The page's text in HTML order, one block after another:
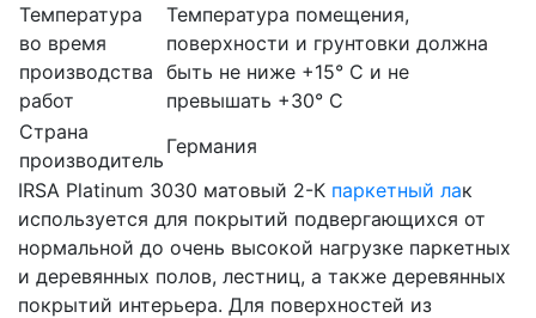
Температура
во время
производства
работ
Температура помещения,
поверхности и грунтовки должна
быть не ниже +15° С и не
превышать +30° C
Страна
производитель
Германия
IRSA Platinum 3030 матовый 2-К паркетный лак
используется для покрытий подвергающихся от
нормальной до очень высокой нагрузке паркетных
и деревянных полов, лестниц, а также деревянных
покрытий интерьера. Для поверхностей из